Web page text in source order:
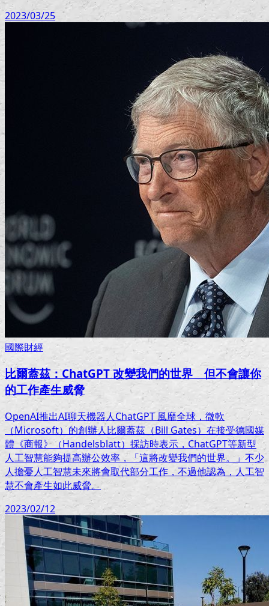
2023/03/25
國際財經
比爾蓋茲：ChatGPT 改變我們的世界 但不會讓你
的工作產生威脅
OpenAI推出AI聊天機器人ChatGPT 風靡全球，微軟
（Microsoft）的創辦人比爾蓋茲（Bill Gates）在接受德國媒
體《商報》（Handelsblatt）採訪時表示，ChatGPT等新型
人工智慧能夠提高辦公效率，「這將改變我們的世界。」不少
人擔憂人工智慧未來將會取代部分工作，不過他認為，人工智
慧不會產生如此威脅。
2023/02/12